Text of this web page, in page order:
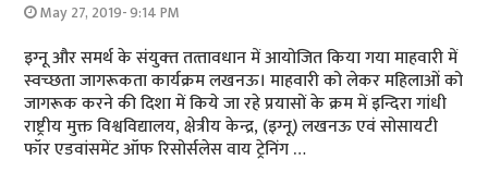
May 27, 2019- 9:14 PM
इग्‍नू और समर्थ के संयुक्‍त तत्‍तावधान में आयोजित किया गया माहवारी में
स्‍वच्‍छता जागरूकता कार्यक्रम लखनऊ। माहवारी को लेकर महिलाओं को
जागरूक करने की दिशा में किये जा रहे प्रयासों के क्रम में इन्दिरा गांधी
राष्ट्रीय मुक्त विश्वविद्यालय, क्षेत्रीय केन्द्र, (इग्‍नू) लखनऊ एवं सोसायटी
फॉर एडवांसमेंट ऑफ रिसोर्सलेस वाय ट्रेनिंग …